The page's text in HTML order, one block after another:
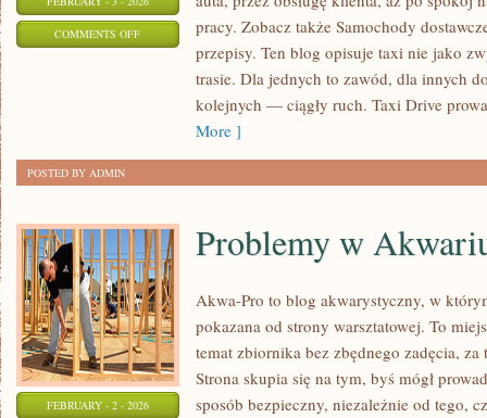
COMMENTS OFFON
UBEZPIECZENIA
SAMOCHODOWE
pracy. Zobacz także Samochody
przepisy. Ten blog opisuje taxi nie jako
trasie. Dla jednych to zawód, dla innych
kolejnych — ciągły ruch. Taxi Drive
More ]
POSTED BY ADMIN
FEBRUARY - 2 - 2026
Problemy w
Akwa-Pro to blog akwarystyczny, w
pokazana od strony warsztatowej. To
temat zbiornika bez zbędnego zadęcia,
Strona skupia się na tym, byś mógł
sposób bezpieczny, niezależnie od tego,